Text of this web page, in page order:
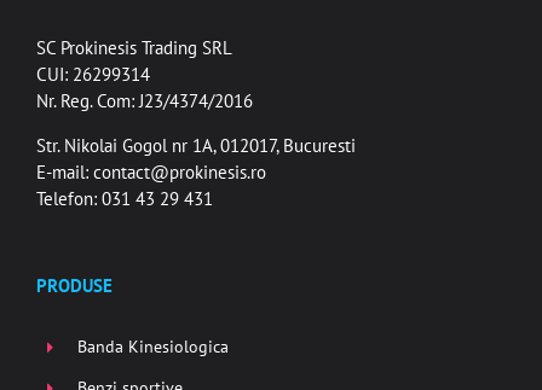
SC Prokinesis Trading SRL
CUI: 26299314
Nr. Reg. Com: J23/4374/2016
Str. Nikolai Gogol nr 1A, 012017, Bucuresti
E-mail: contact@prokinesis.ro
Telefon: 031 43 29 431
PRODUSE
Banda Kinesiologica